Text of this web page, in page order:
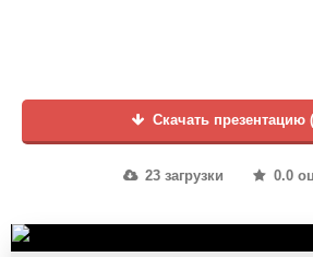
Скачать презентацию
23 загрузки 0.0